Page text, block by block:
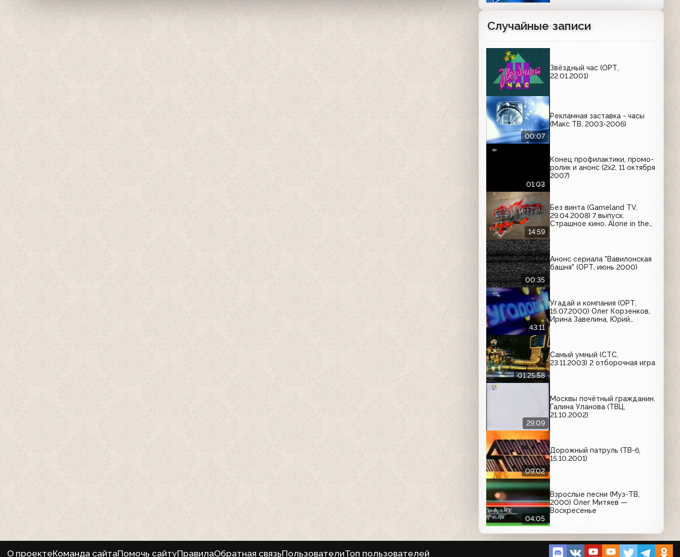
Случайные записи
Звёздный час (ОРТ,
22.01.2001)
00:07
Рекламная заставка - часы
(Макс ТВ, 2003-2006)
01:03
Конец профилактики, промо-
ролик и анонс (2х2, 11 октября
2007)
14:59
Без винта (Gameland TV,
29.04.2008) 7 выпуск.
Страшное кино. Alone in the
00:35
Анонс сериала "Вавилонская
башня" (ОРТ, июнь 2000)
43:11
Угадай и компания (ОРТ,
15.07.2000) Олег Корзенков,
Ирина Завелина, Юрий
01:25:58
Самый умный (СТС,
23.11.2003) 2 отборочная игра
29:09
Москвы почётный гражданин.
Галина Уланова (ТВЦ,
21.10.2002)
09:02
Дорожный патруль (ТВ-6,
15.10.2001)
04:05
Взрослые песни (Муз-ТВ,
2000) Олег Митяев —
Воскресенье
О проектеКоманда сайтаПомочь сайтуПравилаОбратная связьПользователиТоп пользователей